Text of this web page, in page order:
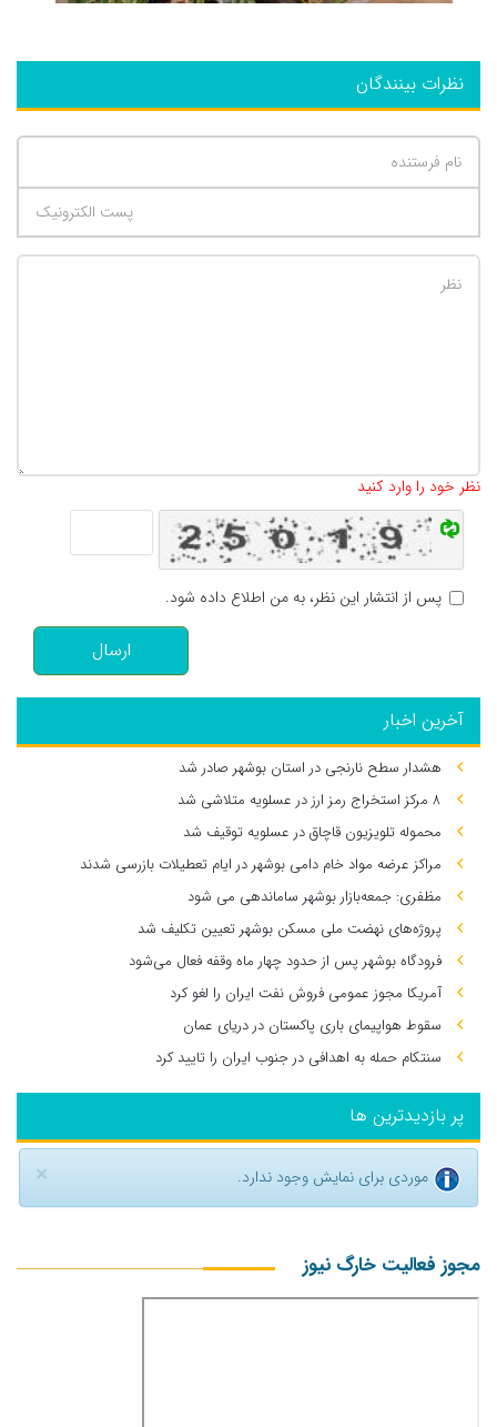
نظرات بینندگان
نظر خود را وارد کنید
پس از انتشار این نظر، به من اطلاع داده شود.
ارسال
آخرین اخبار
هشدار سطح نارنجی در استان بوشهر صادر شد
۸ مرکز استخراج رمز ارز در عسلویه متلاشی شد
محموله تلویزیون قاچاق در عسلویه توقیف شد
مراکز عرضه مواد خام دامی بوشهر در ایام تعطیلات بازرسی شدند
مظفری: جمعه‌بازار بوشهر ساماندهی می‌ شود
پروژه‌های نهضت ملی مسکن بوشهر تعیین تکلیف شد
فرودگاه بوشهر پس از حدود چهار ماه وقفه فعال می‌شود
آمریکا مجوز عمومی فروش نفت ایران را لغو کرد
سقوط هواپیمای باری پاکستان در دریای عمان
سنتکام حمله به اهدافی در جنوب ایران را تایید کرد
پر بازدیدترین ها
× موردی برای نمایش وجود ندارد.
مجوز فعالیت خارگ نیوز